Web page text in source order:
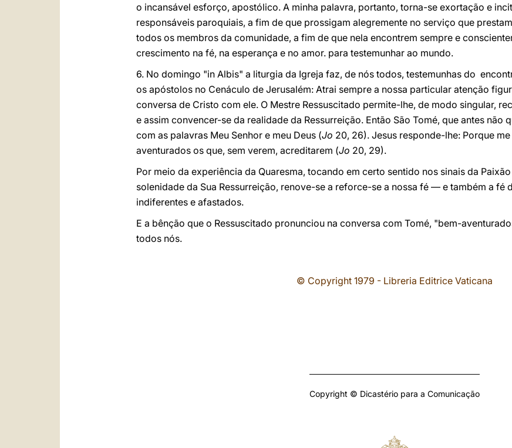
o incansável esforço, apostólico. A minha palavra, portanto, torna-se exortação e
responsáveis paroquiais, a fim de que prossigam alegremente no serviço que
todos os membros da comunidade, a fim de que nela encontrem sempre e
crescimento na fé, na esperança e no amor. para testemunhar ao mundo.
6. No domingo "in Albis" a liturgia da Igreja faz, de nós todos, testemunhas do
os apóstolos no Cenáculo de Jerusalém: Atrai sempre a nossa particular atenção
conversa de Cristo com ele. O Mestre Ressuscitado permite-lhe, de modo singular,
e assim convencer-se da realidade da Ressurreição. Então São Tomé, que antes não
com as palavras Meu Senhor e meu Deus (Jo 20, 26). Jesus responde-lhe: Porque
aventurados os que, sem verem, acreditarem (Jo 20, 29).
Por meio da experiência da Quaresma, tocando em certo sentido nos sinais da
solenidade da Sua Ressurreição, renove-se a reforce-se a nossa fé — e também a fé
indiferentes e afastados.
E a bênção que o Ressuscitado pronunciou na conversa com Tomé, "bem-
todos nós.
© Copyright 1979 - Libreria Editrice Vaticana
Copyright © Dicastério para a Comunicação